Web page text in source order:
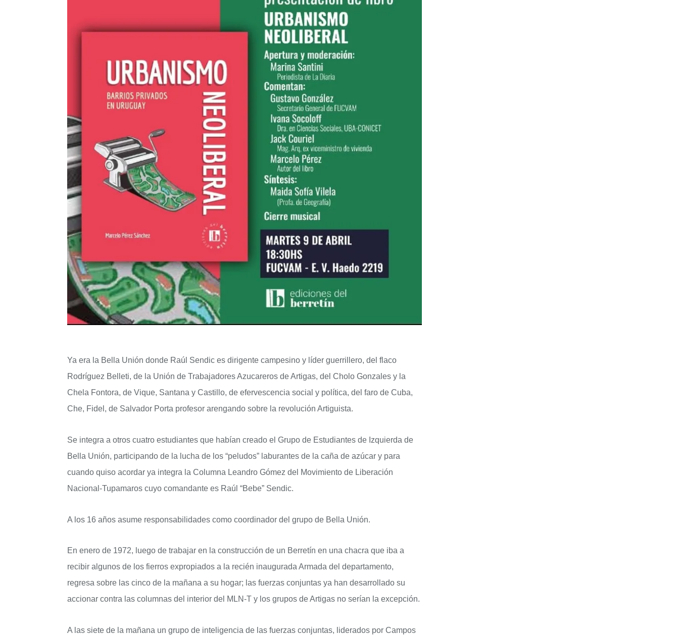
Ya era la Bella Unión donde Raúl Sendic es dirigente campesino y líder guerrillero, del flaco
Rodríguez Belleti, de la Unión de Trabajadores Azucareros de Artigas, del Cholo Gonzales y la
Chela Fontora, de Vique, Santana y Castillo, de efervescencia social y política, del faro de Cuba,
Che, Fidel, de Salvador Porta profesor arengando sobre la revolución Artiguista.
Se integra a otros cuatro estudiantes que habían creado el Grupo de Estudiantes de Izquierda de
Bella Unión, participando de la lucha de los “peludos” laburantes de la caña de azúcar y para
cuando quiso acordar ya integra la Columna Leandro Gómez del Movimiento de Liberación
Nacional-Tupamaros cuyo comandante es Raúl “Bebe” Sendic.
A los 16 años asume responsabilidades como coordinador del grupo de Bella Unión.
En enero de 1972, luego de trabajar en la construcción de un Berretín en una chacra que iba a
recibir algunos de los fierros expropiados a la recién inaugurada Armada del departamento,
regresa sobre las cinco de la mañana a su hogar; las fuerzas conjuntas ya han desarrollado su
accionar contra las columnas del interior del MLN-T y los grupos de Artigas no serían la excepción.
A las siete de la mañana un grupo de inteligencia de las fuerzas conjuntas, liderados por Campos